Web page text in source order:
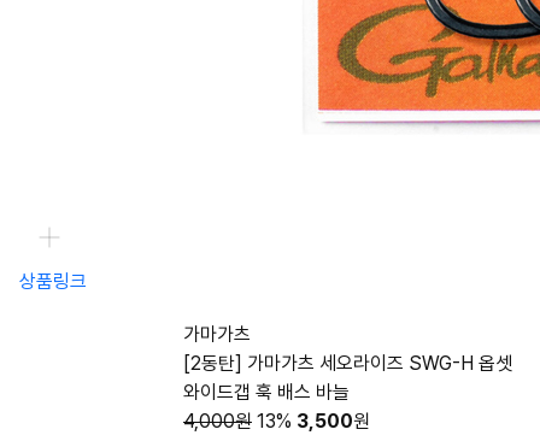
상품링크
가마가츠
[2동탄] 가마가츠 세오라이즈 SWG-H 옵셋
와이드갭 훅 배스 바늘
4,000원 13% 3,500원